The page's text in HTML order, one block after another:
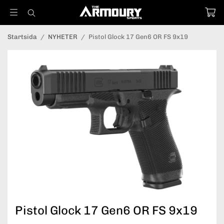
Startsida / NYHETER / Pistol Glock 17 Gen6 OR FS 9x19
Pistol Glock 17 Gen6 OR FS 9x19